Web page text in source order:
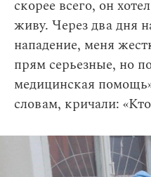
скорее всего, он
живу. Через два дня
нападение, меня
прям серьезные, но
медицинская
словам, кричали: